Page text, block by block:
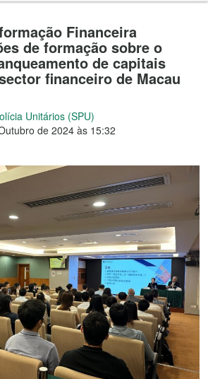
Financeira
de formação sobre o
de capitais
financeiro de Macau
Unitários (SPU)
de 2024 às 15:32